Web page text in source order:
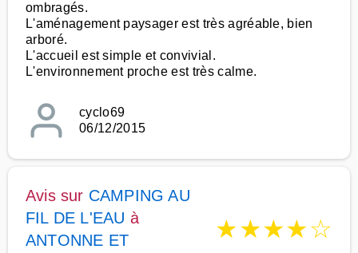
ombragés.
L'aménagement paysager est très agréable, bien
arboré.
L'accueil est simple et convivial.
L'environnement proche est très calme.
cyclo69
06/12/2015
Avis sur CAMPING AU
FIL DE L'EAU à
ANTONNE ET
★★★★☆